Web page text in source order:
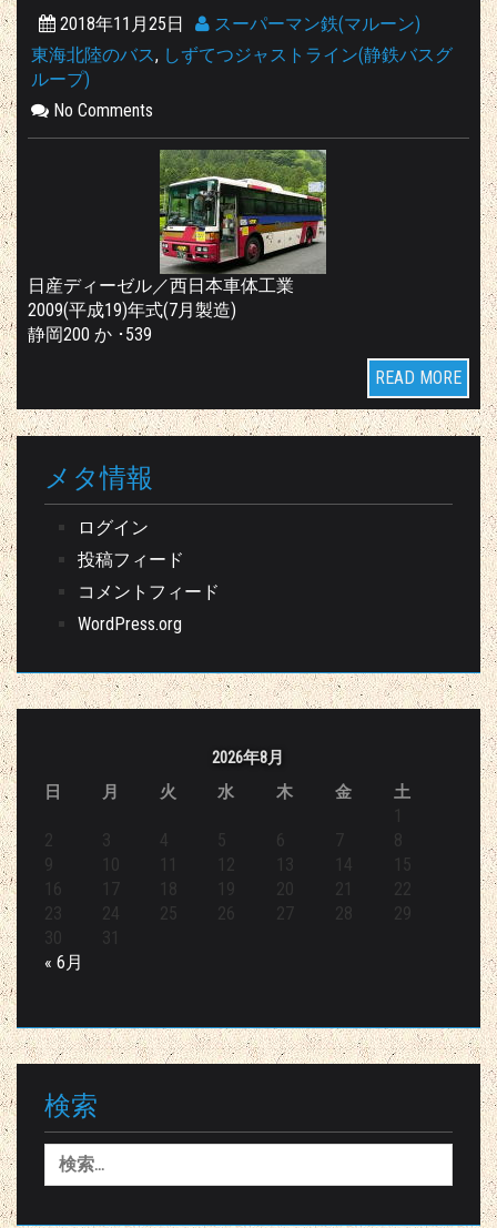
2018年11月25日
スーパーマン鉄(マルーン)
東海北陸のバス, しずてつジャストライン(静鉄バスグ
ループ)
No Comments
日産ディーゼル／西日本車体工業
2009(平成19)年式(7月製造)
静岡200 か ･539
READ MORE
メタ情報
ログイン
投稿フィード
コメントフィード
WordPress.org
2026年8月
日
月 火 水 木 金 土
2
3 4 5 6 7
8
9
10 12 13 14
15
16
17 18 19 20 21
22
23
24 25 26 27 28
29
30
31
« 6月
検索
検
索: